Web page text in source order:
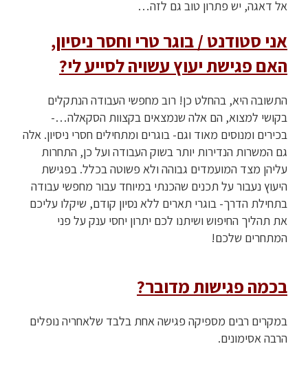
אל דאגה, יש פתרון טוב גם לזה…
אני סטודנט / בוגר טרי וחסר ניסיון,
האם פגישת יעוץ עשויה לסייע לי?
התשובה היא, בהחלט כן! רוב מחפשי העבודה הנתקלים
בקושי למצוא, הם אלה שנמצאים בקצוות הסקאלה…-
בכירים ומנוסים מאוד וגם- בוגרים ומתחילים חסרי ניסיון. אלה
גם המשרות הנדירות יותר בשוק העבודה ועל כן, התחרות
עליהן מצד המועמדים גבוהה ולא פשוטה בכלל. בפגישת
היעוץ נעבור על תכנים שהכנתי במיוחד עבור מחפשי עבודה
בתחילת הדרך- בוגרי תארים ללא נסיון קודם, שיקלו עליכם
את תהליך החיפוש ושיתנו לכם יתרון יחסי ענק על פני
המתחרים שלכם!
בכמה פגישות מדובר?
במקרים רבים מספיקה פגישה אחת בלבד שלאחריה נופלים
הרבה אסימונים.